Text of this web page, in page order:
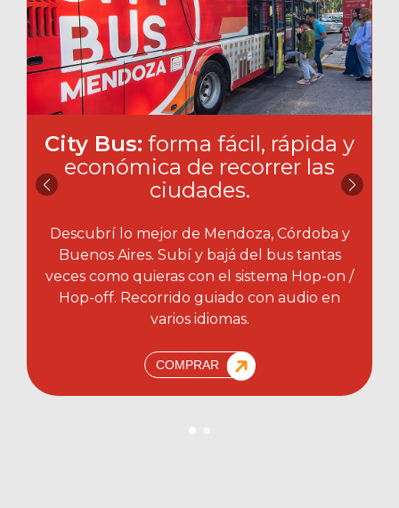
City Bus: forma fácil, rápida y
económica de recorrer las
ciudades.​
Descubrí lo mejor de Mendoza, Córdoba y
Buenos Aires. Subí y bajá del bus tantas
veces como quieras con el sistema Hop-on /
Hop-off. Recorrido guiado con audio en
varios idiomas.
COMPRAR